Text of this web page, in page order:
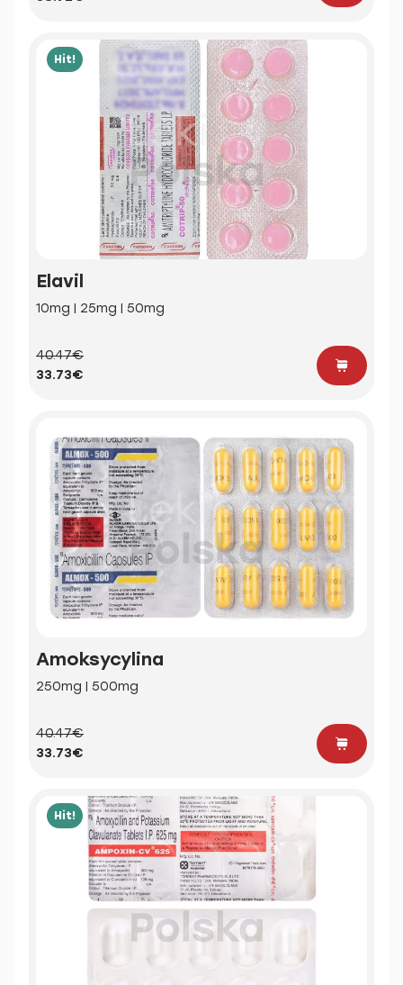
Hit!
Elavil
10mg | 25mg | 50mg
40.47€
33.73€
Amoksycylina
250mg | 500mg
40.47€
33.73€
Hit!